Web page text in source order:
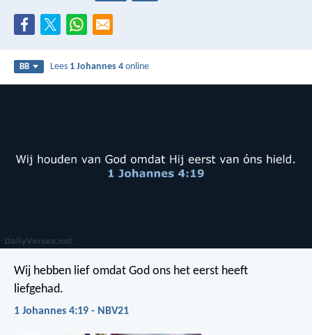
BB Lees 1 Johannes 4 online
Wij hebben lief omdat God ons het eerst heeft
liefgehad.
1 Johannes 4:19 - NBV21